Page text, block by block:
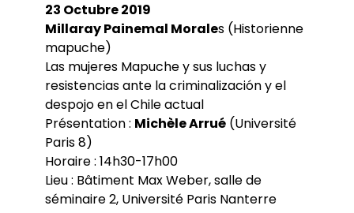
23 Octubre 2019
Millaray Painemal Morales (Historienne
mapuche)
Las mujeres Mapuche y sus luchas y
resistencias ante la criminalización y el
despojo en el Chile actual
Présentation : Michèle Arrué(Université
Paris 8)
Horaire : 14h30-17h00
Lieu : Bâtiment Max Weber, salle de
séminaire 2, Université Paris Nanterre